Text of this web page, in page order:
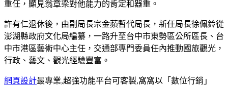
重任，顯見翁章梁對他能力的肯定和器重。
許有仁退休後，由副局長宗金蘋暫代局長，新任局長徐佩鈴從
澎湖縣政府文化局編纂，一路升至台中市東勢區公所區長、台
中市港區藝術中心主任，交通部專門委員任內推動國旅觀光，
行政、藝文、觀光經驗豐富。
網頁設計最專業,超強功能平台可客製,窩窩以「數位行銷」